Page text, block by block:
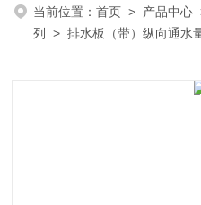
当前位置：首页 > 产品中心
列
>排水板（带）纵向通水